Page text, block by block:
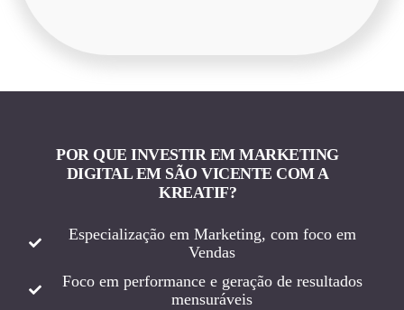
POR QUE INVESTIR EM MARKETING
DIGITAL EM SÃO VICENTE COM A
KREATIF?
Especialização em Marketing, com foco em
Vendas
Foco em performance e geração de resultados
mensuráveis